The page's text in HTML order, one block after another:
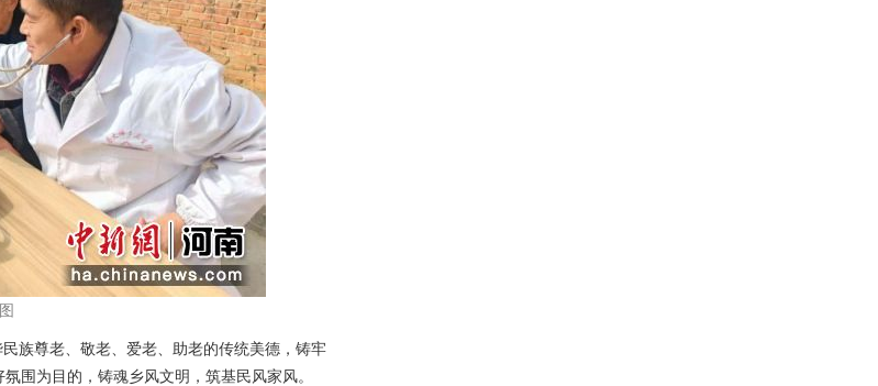
族尊老、敬老、爱老、助老的传统美德，铸牢
围为目的，铸魂乡风文明，筑基民风家风。